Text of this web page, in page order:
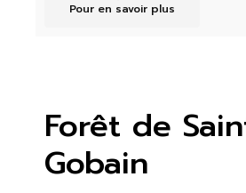
Pour en savoir plus
Forêt de
Gobain